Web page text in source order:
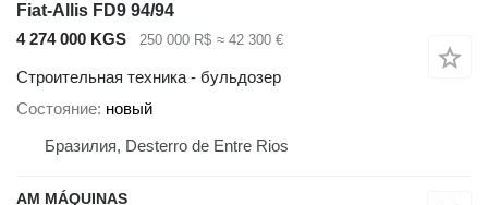
Fiat-Allis FD9 94/94
4 274 000 KGS
250 000 R$ ≈ 42 300 €
Строительная техника - бульдозер
Состояние новый
Бразилия, Desterro de Entre Rios
AM MÁQUINAS